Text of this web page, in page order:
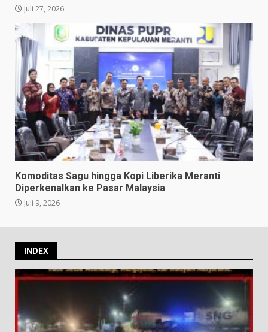
Juli 27, 2026
Komoditas Sagu hingga Kopi Liberika Meranti
Diperkenalkan ke Pasar Malaysia
Juli 9, 2026
INDEX